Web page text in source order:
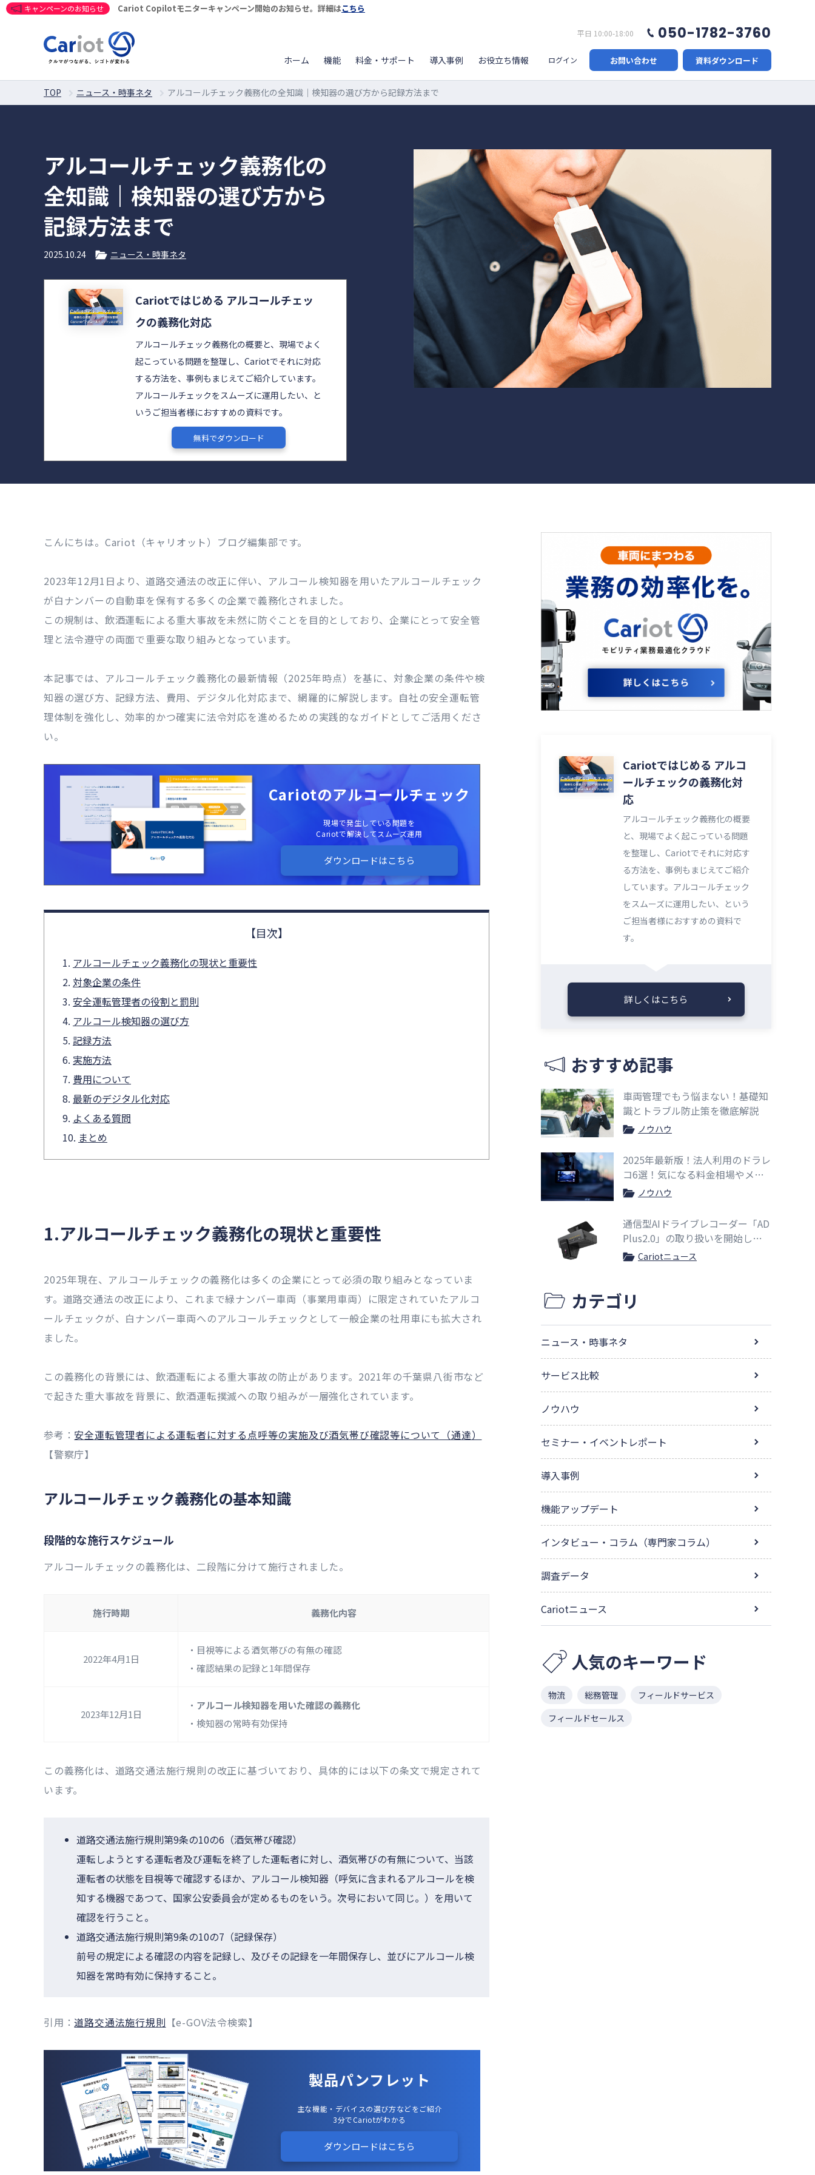
キャンペーンのお知らせ Cariot Copilotモニターキャンペーン開始のお知らせ。詳細はこちら
ホーム 機能 料金・サポート 導入事例 お役立ち情報
平日 10:00-18:00 050-1782-3760
ログイン お問い合わせ 資料ダウンロード
TOP ニュース・時事ネタ アルコールチェック義務化の全知識｜検知器の選び方から記録方法まで
アルコールチェック義務化の
全知識｜検知器の選び方から
記録方法まで
2025.10.24 ニュース・時事ネタ
Cariotではじめる アルコールチェッ
クの義務化対応
アルコールチェック義務化の概要と、現場でよく
起こっている問題を整理し、Cariotでそれに対応
する方法を、事例もまじえてご紹介しています。
アルコールチェックをスムーズに運用したい、と
いうご担当者様におすすめの資料です。
無料でダウンロード
こんにちは。Cariot（キャリオット）ブログ編集部です。
2023年12月1日より、道路交通法の改正に伴い、アルコール検知器を用いたアルコールチェック
が白ナンバーの自動車を保有する多くの企業で義務化されました。
この規制は、飲酒運転による重大事故を未然に防ぐことを目的としており、企業にとって安全管
理と法令遵守の両面で重要な取り組みとなっています。
本記事では、アルコールチェック義務化の最新情報（2025年時点）を基に、対象企業の条件や検
知器の選び方、記録方法、費用、デジタル化対応まで、網羅的に解説します。自社の安全運転管
理体制を強化し、効率的かつ確実に法令対応を進めるための実践的なガイドとしてご活用くださ
い。
Cariotのアルコールチェック
現場で発生している問題を
Cariotで解決してスムーズ運用
ダウンロードはこちら
アルコールチェック義務化の現状と重要性
対象企業の条件
安全運転管理者の役割と罰則
アルコール検知器の選び方
記録方法
実施方法
費用について
最新のデジタル化対応
よくある質問
まとめ
1.アルコールチェック義務化の現状と重要性
2025年現在、アルコールチェックの義務化は多くの企業にとって必須の取り組みとなっていま
す。道路交通法の改正により、これまで緑ナンバー車両（事業用車両）に限定されていたアルコ
ールチェックが、白ナンバー車両へのアルコールチェックとして一般企業の社用車にも拡大され
ました。
この義務化の背景には、飲酒運転による重大事故の防止があります。2021年の千葉県八街市など
で起きた重大事故を背景に、飲酒運転撲滅への取り組みが一層強化されています。
参考： 安全運転管理者による運転者に対する点呼等の実施及び酒気帯び確認等について（通達）
【警察庁】
アルコールチェック義務化の基本知識
段階的な施行スケジュール
アルコールチェックの義務化は、二段階に分けて施行されました。
施行時期 義務化内容
2022年4月1日
・目視等による酒気帯びの有無の確認
・確認結果の記録と1年間保存
2023年12月1日
・ アルコール検知器を用いた確認の義務化
・検知器の常時有効保持
この義務化は、道路交通法施行規則の改正に基づいており、具体的には以下の条文で規定されて
います。
道路交通法施行規則第9条の10の6（酒気帯び確認）
運転しようとする運転者及び運転を終了した運転者に対し、酒気帯びの有無について、当該
運転者の状態を目視等で確認するほか、アルコール検知器（呼気に含まれるアルコールを検
知する機器であつて、国家公安委員会が定めるものをいう。次号において同じ。）を用いて
確認を行うこと。
道路交通法施行規則第9条の10の7（記録保存）
前号の規定による確認の内容を記録し、及びその記録を一年間保存し、並びにアルコール検
知器を常時有効に保持すること。
引用：道路交通法施行規則 【e-GOV法令検索】
製品パンフレット
主な機能・デバイスの選び方などをご紹介
3分でCariotがわかる
ダウンロードはこちら
Cariotではじめる アルコ
ールチェックの義務化対
応
アルコールチェック義務化の概要
と、現場でよく起こっている問題
を整理し、Cariotでそれに対応す
る方法を、事例もまじえてご紹介
しています。アルコールチェック
をスムーズに運用したい、という
ご担当者様におすすめの資料で
す。
詳しくはこちら
おすすめ記事
車両管理でもう悩まない！基礎知
識とトラブル防止策を徹底解説
ノウハウ
2025年最新版！法人利用のドラレ
コ6選！気になる料金相場やメリ
ットも紹介
ノウハウ
通信型AIドライブレコーダー「AD
Plus2.0」の取り扱いを開始しま
したCariotニュース
カテゴリ
ニュース・時事ネタ
サービス比較
ノウハウ
セミナー・イベントレポート
導入事例
機能アップデート
インタビュー・コラム（専門家コラム）
調査データ
Cariotニュース
人気のキーワード
物流 総務管理
フィールドサービス
フィールドセールス